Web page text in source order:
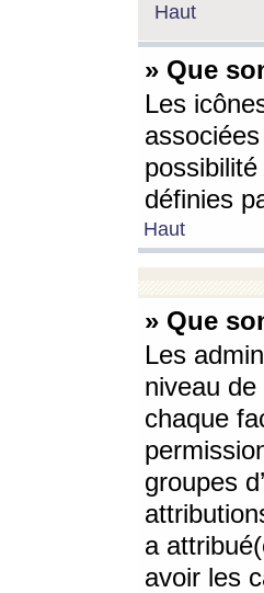
Haut
» Que
Les
définies
Haut
» Que
Les
niveau
chaque
groupes
a
avoir les